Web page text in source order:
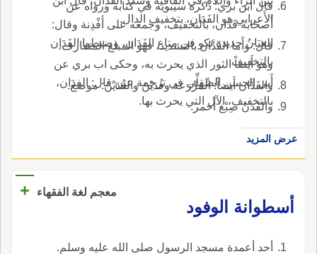
الأَعرابي هو الفَدَان، بتخفيف الدال.
قال ابن بري: ذكره سيبويه في كتابه ورواه عن
أَصحابه فَدَان، بالتخفيف، وجمعه على أَفْدِنة وقال:
العِيَانُ حديدة تكو في متاع الفَدَان، وضبطوا الفَدَان
بالتخفيف.
قال: وأَما الفَدَّان بالتشديد، فهو المبلغ المتعارف،
وهو أَيضاً الثور الذي يحرث به، وحكى اب بري عن
أَبي الحسن الصِّقِلِّي في ترجمة عين قال: الفدَان،
بالتخفيف، الآل التي يحرث بها.
والفَدَّان أَيضاً: المَزْرَعة وفُدَيْنٌ والفُدَيْنُ: موضع.
والفَدَنُ صِبْغ أَحمر.
عرض المزيد
معجم لغة الفقهاء
+
‏أسطوانة الوفود‏
‏أحد أعمدة مسجد الرسول صلى الله عليه وسلم‏.